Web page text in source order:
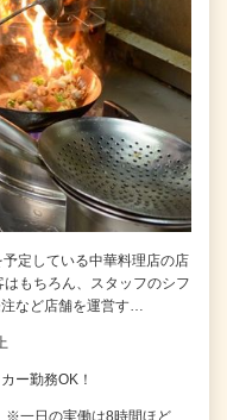
定している中華料理店の店
もちろん、スタッフのシフ
注など店舗を運営す…
ー勤務OK！
※一日の実働は8時間ほど